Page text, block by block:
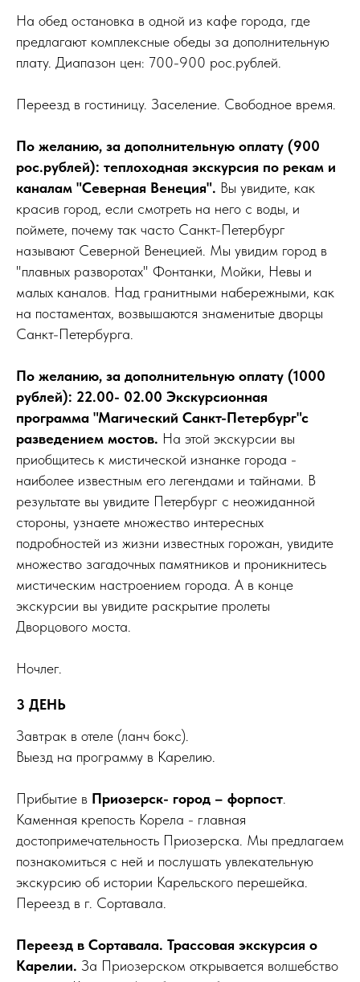
На обед остановка в одной из кафе города, где
предлагают комплексные обеды за дополнительную
плату. Диапазон цен: 700-900 рос.рублей.
Переезд в гостиницу. Заселение. Свободное время.
По желанию, за дополнительную оплату (900
рос.рублей): теплоходная экскурсия по рекам и
каналам "Северная Венеция". Вы увидите, как
красив город, если смотреть на него с воды, и
поймете, почему так часто Санкт-Петербург
называют Северной Венецией. Мы увидим город в
"плавных разворотах" Фонтанки, Мойки, Невы и
малых каналов. Над гранитными набережными, как
на постаментах, возвышаются знаменитые дворцы
Санкт-Петербурга.
По желанию, за дополнительную оплату (1000
рублей): 22.00- 02.00 Экскурсионная
программа "Магический Санкт-Петербург"с
разведением мостов. На этой экскурсии вы
приобщитесь к мистической изнанке города -
наиболее известным его легендами и тайнами. В
результате вы увидите Петербург с неожиданной
стороны, узнаете множество интересных
подробностей из жизни известных горожан, увидите
множество загадочных памятников и проникнитесь
мистическим настроением города. А в конце
экскурсии вы увидите раскрытие пролеты
Дворцового моста.
Ночлег.
3 ДЕНЬ
Завтрак в отеле (ланч бокс).
Выезд на программу в Карелию.
Прибытие в Приозерск- город – форпост
Каменная крепость Корела - главная
достопримечательность Приозерска. Мы предлагаем
познакомиться с ней и послушать увлекательную
экскурсию об истории Карельского перешейка.
Переезд в г. Сортавала.
Переезд в Сортавала. Трассовая экскурсия о
Карелии. За Приозерском открывается волшебство